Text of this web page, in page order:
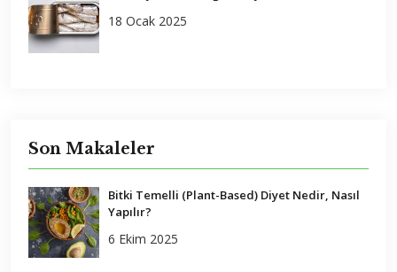
18 Ocak 2025
Son Makaleler
Bitki Temelli (Plant-Based) Diyet Nedir, Nasıl
Yapılır?
6 Ekim 2025